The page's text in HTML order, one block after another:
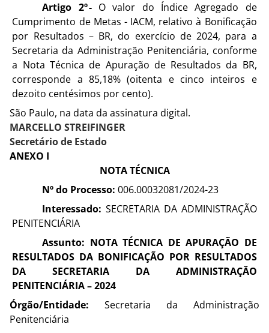
Artigo 2º -O valor do Índice Agregado de
Cumprimento de Metas - IACM, relativo à Bonificação
por Resultados – BR, do exercício de 2024, para a
Secretaria da Administração Penitenciária, conforme
a Nota Técnica de Apuração de Resultados da BR,
corresponde a 85,18% (oitenta e cinco inteiros e
dezoito centésimos por cento).
São Paulo, na data da assinatura digital.
MARCELLO STREIFINGER
Secretário de Estado
ANEXO I
NOTA TÉCNICA
Nº do Processo: 006.00032081/2024-23
Interessado: SECRETARIA DA ADMINISTRAÇÃO
PENITENCIÁRIA
Assunto: NOTA TÉCNICA DE APURAÇÃO DE
RESULTADOS DA BONIFICAÇÃO POR RESULTADOS
DA SECRETARIA DA ADMINISTRAÇÃO
PENITENCIÁRIA–2024
Órgão/Entidade: Secretaria da Administração
Penitenciária